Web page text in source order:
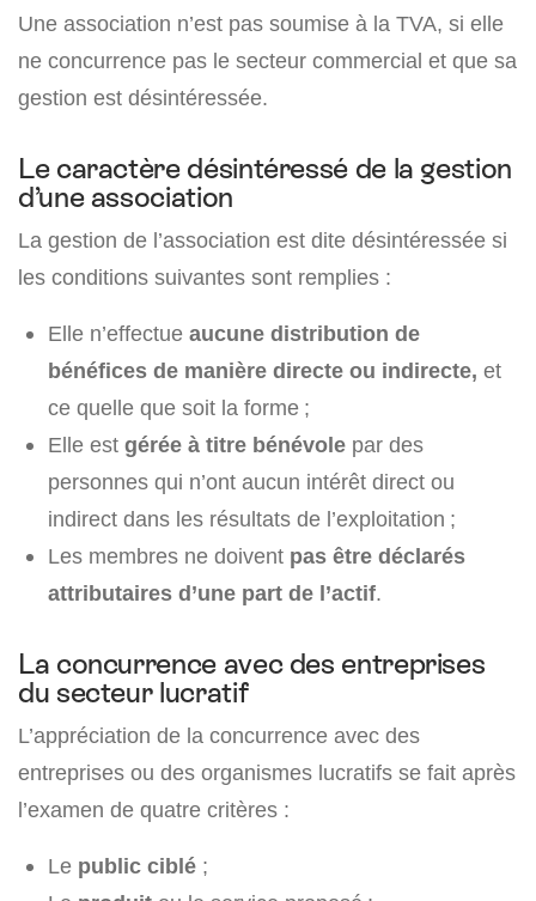
Une association n’est pas soumise à la TVA, si elle
ne concurrence pas le secteur commercial et que sa
gestion est désintéressée.
Le caractère désintéressé de la gestion
d’une association
La gestion de l’association est dite désintéressée si
les conditions suivantes sont remplies :
Elle n’effectue aucune distribution de
bénéfices de manière directe ou indirecte, et
ce quelle que soit la forme ;
Elle est gérée à titre bénévole par des
personnes qui n’ont aucun intérêt direct ou
indirect dans les résultats de l’exploitation ;
Les membres ne doivent pas être déclarés
attributaires d’une part de l’actif.
La concurrence avec des entreprises
du secteur lucratif
L’appréciation de la concurrence avec des
entreprises ou des organismes lucratifs se fait après
l’examen de quatre critères :
Le public ciblé ;